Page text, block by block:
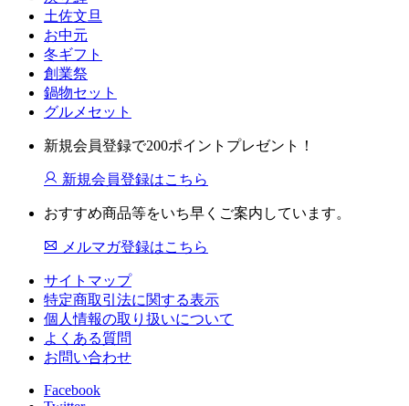
土佐文旦
お中元
冬ギフト
創業祭
鍋物セット
グルメセット
新規会員登録で200ポイントプレゼント！
新規会員登録はこちら
おすすめ商品等をいち早くご案内しています。
メルマガ登録はこちら
サイトマップ
特定商取引法に関する表示
個人情報の取り扱いについて
よくある質問
お問い合わせ
Facebook